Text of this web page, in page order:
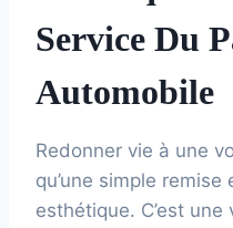
Service Du
Automobile
Redonner vie à une
qu’une simple
esthétique. C’est